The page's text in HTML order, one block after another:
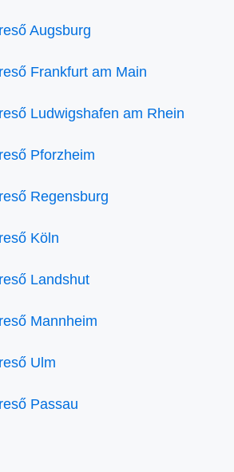
Augsburg
Frankfurt am Main
Ludwigshafen am Rhein
Pforzheim
Regensburg
Köln
Landshut
Mannheim
Ulm
Passau